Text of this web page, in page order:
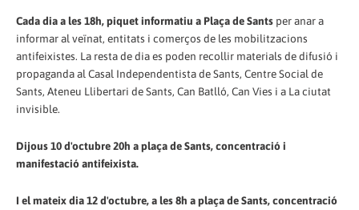
Cada dia a les 18h, piquet informatiu a Plaça de Sants per anar a
informar al veïnat, entitats i comerços de les mobilitzacions
antifeixistes. La resta de dia es poden recollir materials de difusió i
propaganda al Casal Independentista de Sants, Centre Social de
Sants, Ateneu Llibertari de Sants, Can Batlló, Can Vies i a La ciutat
invisible.
Dijous 10 d'octubre 20h a plaça de Sants, concentració i
manifestació antifeixista.
I el mateix dia 12 d'octubre, a les 8h a plaça de Sants, concentració